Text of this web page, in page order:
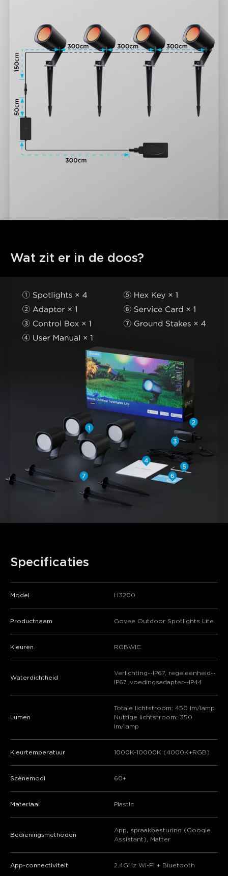
Wat zit er in de doos?
Specificaties
Model H3200
Productnaam Govee Outdoor Spotlights Lite
Kleuren RGBWIC
Waterdichtheid
Verlichting--IP67, regeleenheid--
IP67, voedingsadapter--IP44
Lumen
Totale lichtstroom: 450 lm/lamp
Nuttige lichtstroom: 350
lm/lamp
Kleurtemperatuur 1000K-10000K (4000K+RGB)
Scènemodi 60+
Materiaal Plastic
Bedieningsmethoden
App, spraakbesturing (Google
Assistant), Matter
App-connectiviteit 2.4GHz Wi-Fi + Bluetooth